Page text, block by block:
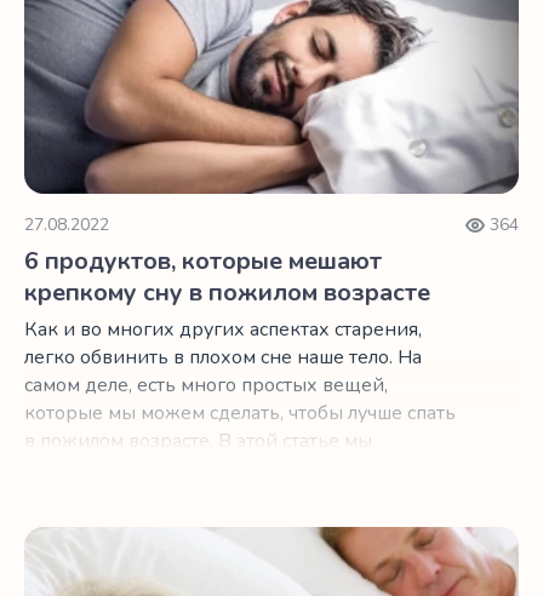
27.08.2022 364
6 продуктов, которые мешают
крепкому сну в пожилом возрасте
Как и во многих других аспектах старения,
легко обвинить в плохом сне наше тело. На
самом деле, есть много простых вещей,
которые мы можем сделать, чтобы лучше спать
в пожилом возрасте. В этой статье мы
ночам.
Простые советы по улучшению сна в зрелом возрасте